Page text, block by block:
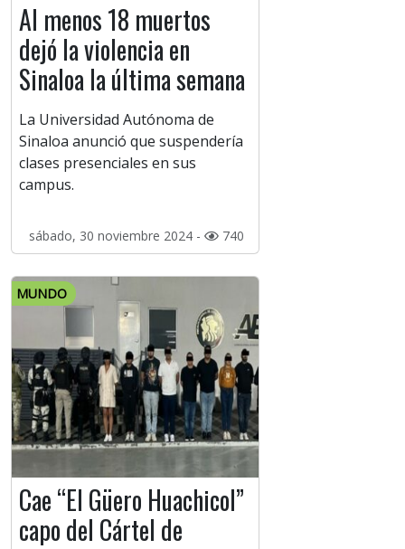
Al menos 18 muertos
dejó la violencia en
Sinaloa la última semana
La Universidad Autónoma de
Sinaloa anunció que suspendería
clases presenciales en sus
campus.
sábado, 30 noviembre 2024 - 740
MUNDO
Cae “El Güero Huachicol”
capo del Cártel de